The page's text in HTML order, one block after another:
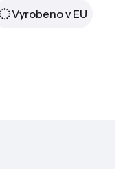
Vyrobeno v EU